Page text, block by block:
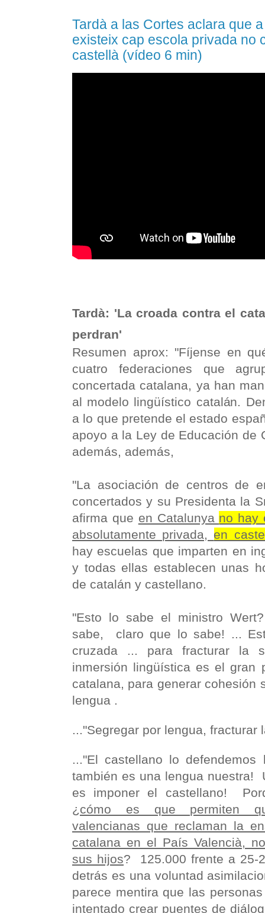
Tardà a las Cortes aclara que
existeix cap escola privada no
castellà (vídeo 6 min)
Tardà: 'La croada contra el
perdran'
Resumen aprox: "Fíjense en
cuatro federaciones que
concertada catalana, ya han
al modelo lingüístico catalán.
a lo que pretende el estado
apoyo a la Ley de Educación de
además, además,
"La asociación de centros de
concertados y su Presidenta la
afirma que en Catalunya no hay
absolutamente privada, en
hay escuelas que imparten en
y todas ellas establecen unas
de catalán y castellano.
"Esto lo sabe el ministro
sabe, claro que lo sabe! ...
cruzada ... para fracturar la
inmersión lingüística es el gran
catalana, para generar cohesión
lengua .
..."Segregar por lengua,
..."El castellano lo defendemos
también es una lengua nuestra!
es imponer el castellano!
¿cómo es que permiten
valencianas que reclaman la
catalana en el País Valencià,
sus hijos? 125.000 frente a 25-
detrás es una voluntad
parece mentira que las
intentado crear puentes de